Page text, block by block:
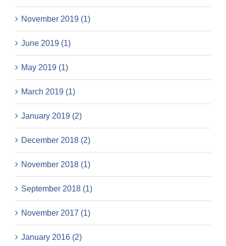
November 2019 (1)
June 2019 (1)
May 2019 (1)
March 2019 (1)
January 2019 (2)
December 2018 (2)
November 2018 (1)
September 2018 (1)
November 2017 (1)
January 2016 (2)